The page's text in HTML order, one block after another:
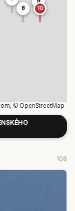
8
10
, © OpenStreetMap
108